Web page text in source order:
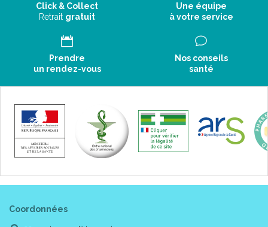
Click & Collect
Retrait gratuit
Une équipe
à votre service
Prendre
un rendez-vous
Nos conseils
santé
Coordonnées